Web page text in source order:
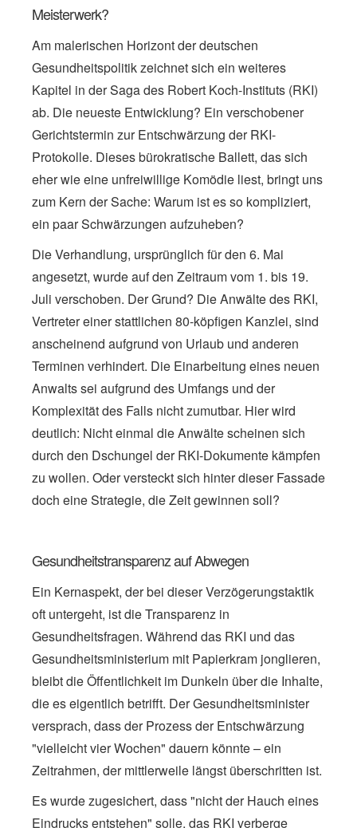
Meisterwerk?
Am malerischen Horizont der deutschen
Gesundheitspolitik zeichnet sich ein weiteres
Kapitel in der Saga des Robert Koch-Instituts (RKI)
ab. Die neueste Entwicklung? Ein verschobener
Gerichtstermin zur Entschwärzung der RKI-
Protokolle. Dieses bürokratische Ballett, das sich
eher wie eine unfreiwillige Komödie liest, bringt uns
zum Kern der Sache: Warum ist es so kompliziert,
ein paar Schwärzungen aufzuheben?
Die Verhandlung, ursprünglich für den 6. Mai
angesetzt, wurde auf den Zeitraum vom 1. bis 19.
Juli verschoben. Der Grund? Die Anwälte des RKI,
Vertreter einer stattlichen 80-köpfigen Kanzlei, sind
anscheinend aufgrund von Urlaub und anderen
Terminen verhindert. Die Einarbeitung eines neuen
Anwalts sei aufgrund des Umfangs und der
Komplexität des Falls nicht zumutbar. Hier wird
deutlich: Nicht einmal die Anwälte scheinen sich
durch den Dschungel der RKI-Dokumente kämpfen
zu wollen. Oder versteckt sich hinter dieser Fassade
doch eine Strategie, die Zeit gewinnen soll?
Gesundheitstransparenz auf Abwegen
Ein Kernaspekt, der bei dieser Verzögerungstaktik
oft untergeht, ist die Transparenz in
Gesundheitsfragen. Während das RKI und das
Gesundheitsministerium mit Papierkram jonglieren,
bleibt die Öffentlichkeit im Dunkeln über die Inhalte,
die es eigentlich betrifft. Der Gesundheitsminister
versprach, dass der Prozess der Entschwärzung
"vielleicht vier Wochen" dauern könnte – ein
Zeitrahmen, der mittlerweile längst überschritten ist.
Es wurde zugesichert, dass "nicht der Hauch eines
Eindrucks entstehen" solle, das RKI verberge